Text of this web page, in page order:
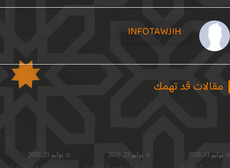
INFOTAWJIH
قد تهمك
31, 2026 يوليو 25, 2026 يوليو 25, 2026